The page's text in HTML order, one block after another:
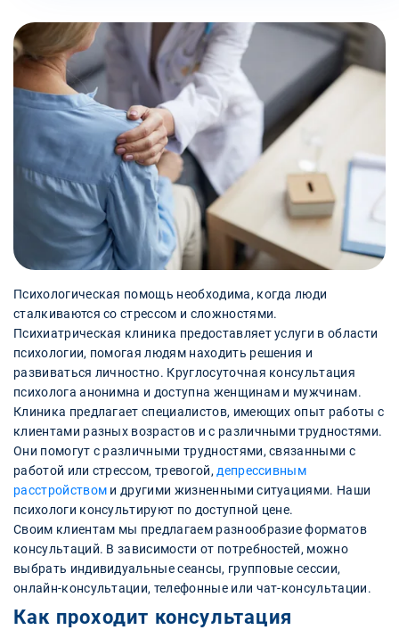
Психологическая помощь необходима, когда люди
сталкиваются со стрессом и сложностями.
Психиатрическая клиника предоставляет услуги в области
психологии, помогая людям находить решения и
развиваться личностно. Круглосуточная консультация
психолога анонимна и доступна женщинам и мужчинам.
Клиника предлагает специалистов, имеющих опыт работы с
клиентами разных возрастов и с различными трудностями.
Они помогут с различными трудностями, связанными с
работой или стрессом, тревогой,депрессивным
расстройством и другими жизненными ситуациями. Наши
психологи консультируют по доступной цене.
Своим клиентам мы предлагаем разнообразие форматов
консультаций. В зависимости от потребностей, можно
выбрать индивидуальные сеансы, групповые сессии,
онлайн-консультации, телефонные или чат-консультации.
Как проходит консультация